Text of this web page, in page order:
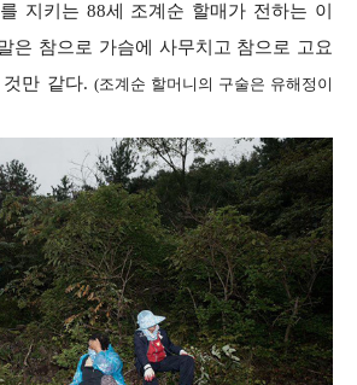
지키는 88세 조계순 할매가 전하는 이
은 참으로 가슴에 사무치고 참으로 고요
만 같다. (조계순 할머니의 구술은 유해정이